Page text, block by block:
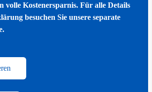
volle Kostenersparnis. Für alle Details
besuchen Sie unsere separate